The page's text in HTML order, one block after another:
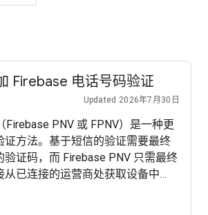
Firebase 电话号码验证
Updated 2026年7月30日
Firebase PNV 或 FPNV）是一种更
方法。基于短信的验证需要最终
证码，而 Firebase PNV 只需最终
从已连接的运营商处获取设备中